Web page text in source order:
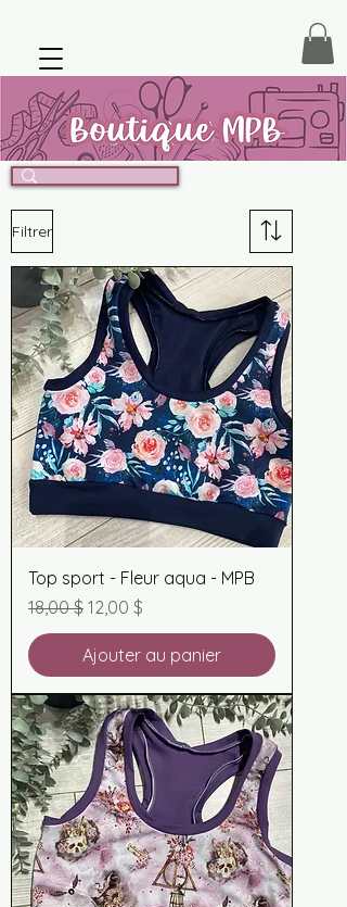
Filtrer
Top sport - Fleur aqua - MPB
Prix original
18,00 $ Prix promotionnel
12,00 $
Ajouter au panier